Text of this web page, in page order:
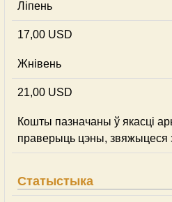
Ліпень
17,00 USD
Жнівень
21,00 USD
Кошты пазначаны ў якасці
праверыць цэны, звяжыцеся
Статыстыка